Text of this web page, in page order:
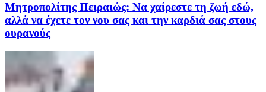
Μητροπολίτης Πειραιώς: Να χαίρεστε τη ζωή εδώ,
αλλά να έχετε τον νου σας και την καρδιά σας στους
ουρανούς